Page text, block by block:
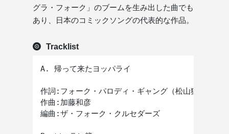
グラ・フォーク」のブームを生み出した曲でも
あり、日本のコミックソングの代表的な作品。
Tracklist
A. 帰って来たヨッパライ
作詞:フォーク・パロディ・ギャング（松山猛・北山
作曲:加藤和彦
編曲:ザ・フォーク・クルセダーズ